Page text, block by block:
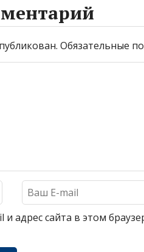
Обязательные
и адрес сайта в этом